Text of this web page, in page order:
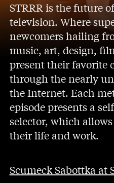
STRRR is the future
television. Where
newcomers hailing
music, art, design,
present their favorite
through the nearly
the Internet. Each
episode presents a
selector, which
their life and work.
Scumeck Sabottka at